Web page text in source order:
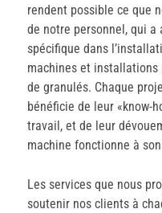
rendent possible ce que
de notre personnel, qui a
spécifique dans
machines et
de granulés. Chaque
bénéficie de leur «know-
travail, et de leur
machine fonctionne à
Les services que nous
soutenir nos clients à